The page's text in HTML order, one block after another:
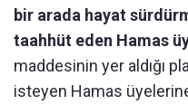
bir arada hayat
taahhüt eden Hamas
maddesinin yer aldığı
isteyen Hamas